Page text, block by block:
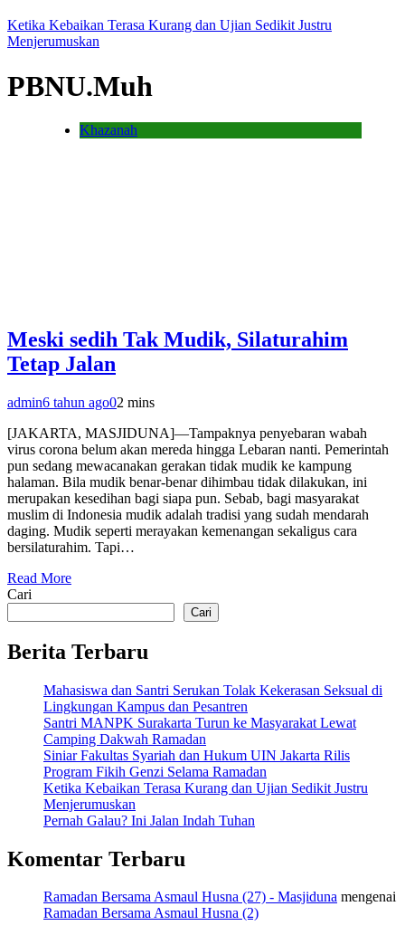
Ketika Kebaikan Terasa Kurang dan Ujian Sedikit Justru
Menjerumuskan
PBNU.Muh
Khazanah
Meski sedih Tak Mudik, Silaturahim
Tetap Jalan
admin6 tahun ago02 mins
[JAKARTA, MASJIDUNA]—Tampaknya penyebaran wabah
virus corona belum akan mereda hingga Lebaran nanti. Pemerintah
pun sedang mewacanakan gerakan tidak mudik ke kampung
halaman. Bila mudik benar-benar dihimbau tidak dilakukan, ini
merupakan kesedihan bagi siapa pun. Sebab, bagi masyarakat
muslim di Indonesia mudik adalah tradisi yang sudah mendarah
daging. Mudik seperti merayakan kemenangan sekaligus cara
bersilaturahim. Tapi…
Read More
Cari
Cari
Berita Terbaru
Mahasiswa dan Santri Serukan Tolak Kekerasan Seksual di
Lingkungan Kampus dan Pesantren
Santri MANPK Surakarta Turun ke Masyarakat Lewat
Camping Dakwah Ramadan
Siniar Fakultas Syariah dan Hukum UIN Jakarta Rilis
Program Fikih Genzi Selama Ramadan
Ketika Kebaikan Terasa Kurang dan Ujian Sedikit Justru
Menjerumuskan
Pernah Galau? Ini Jalan Indah Tuhan
Komentar Terbaru
Ramadan Bersama Asmaul Husna (27) - Masjiduna mengenai
Ramadan Bersama Asmaul Husna (2)